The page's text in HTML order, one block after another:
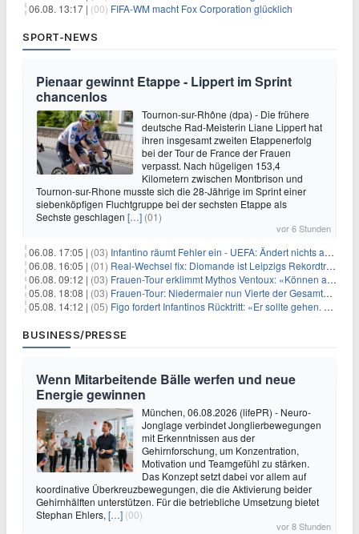
06.08. 13:17 | (00) FIFA-WM macht Fox Corporation glücklich
SPORT-NEWS
Pienaar gewinnt Etappe - Lippert im Sprint
chancenlos
Tournon-sur-Rhône (dpa) - Die frühere
deutsche Rad-Meisterin Liane Lippert hat
ihren insgesamt zweiten Etappenerfolg
bei der Tour de France der Frauen
verpasst. Nach hügeligen 153,4
Kilometern zwischen Montbrison und
Tournon-sur-Rhone musste sich die 28-Jährige im Sprint einer
siebenköpfigen Fluchtgruppe bei der sechsten Etappe als
Sechste geschlagen […] (01)
vor 6 Stunden
06.08. 17:05 | (03) Infantino räumt Fehler ein - UEFA: Ändert nichts an Boykott
06.08. 16:05 | (01) Real-Wechsel fix: Diomande ist Leipzigs Rekordtransfer
06.08. 09:12 | (03) Frauen-Tour erklimmt Mythos Ventoux: «Können alles schaffen»
05.08. 18:08 | (03) Frauen-Tour: Niedermaier nun Vierte der Gesamtwertung
05.08. 14:12 | (05) Figo fordert Infantinos Rücktritt: «Er sollte gehen. Jetzt»
BUSINESS/PRESSE
Wenn Mitarbeitende Bälle werfen und neue
Energie gewinnen
München, 06.08.2026 (lifePR) - Neuro-
Jonglage verbindet Jonglierbewegungen
mit Erkenntnissen aus der
Gehirnforschung, um Konzentration,
Motivation und Teamgefühl zu stärken.
Das Konzept setzt dabei vor allem auf
koordinative Überkreuzbewegungen, die die Aktivierung beider
Gehirnhälften unterstützen. Für die betriebliche Umsetzung bietet
Stephan Ehlers, […] (00)
vor 8 Stunden